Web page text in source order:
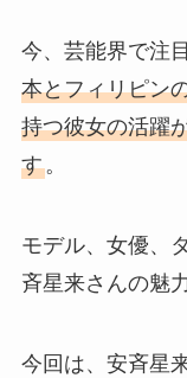
今、芸能界で注
本とフィリピン
持つ彼女の活躍
す。
モデル、女優、
斉星来さんの魅
今回は、安斉星